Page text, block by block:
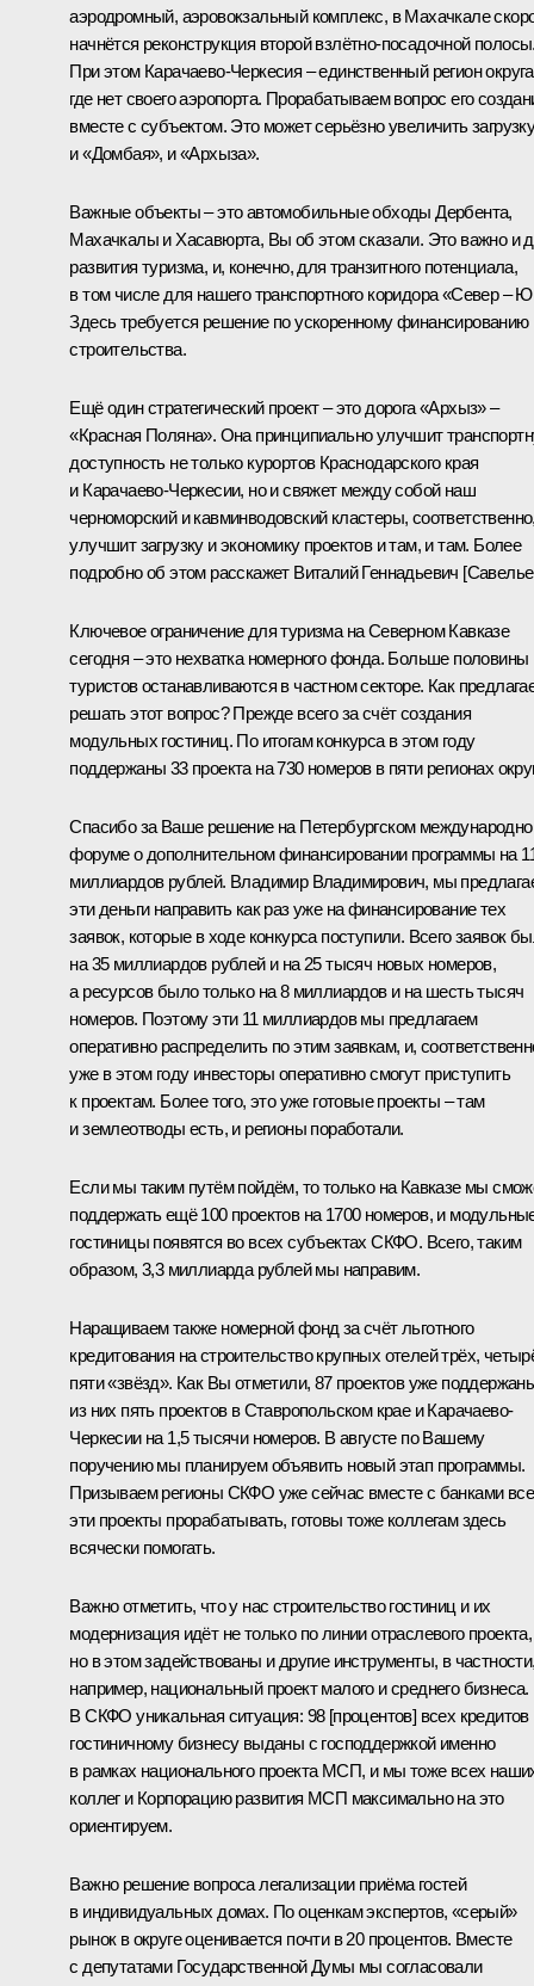
аэродромный, аэровокзальный комплекс, в Махачкале
начнётся реконструкция второй взлётно-посадочной
При этом Карачаево-Черкесия – единственный регион
где нет своего аэропорта. Прорабатываем вопрос его
вместе с субъектом. Это может серьёзно увеличить
и «Домбая», и «Архыза».
Важные объекты – это автомобильные обходы Дербента,
Махачкалы и Хасавюрта, Вы об этом сказали. Это важно и
развития туризма, и, конечно, для транзитного потенциала,
в том числе для нашего транспортного коридора «Север –
Здесь требуется решение по ускоренному финансированию
строительства.
Ещё один стратегический проект – это дорога «Архыз» –
«Красная Поляна». Она принципиально улучшит
доступность не только курортов Краснодарского края
и Карачаево-Черкесии, но и свяжет между собой наш
черноморский и кавминводовский кластеры,
улучшит загрузку и экономику проектов и там, и там. Более
подробно об этом расскажет Виталий Геннадьевич
Ключевое ограничение для туризма на Северном Кавказе
сегодня – это нехватка номерного фонда. Больше половины
туристов останавливаются в частном секторе. Как
решать этот вопрос? Прежде всего за счёт создания
модульных гостиниц. По итогам конкурса в этом году
поддержаны 33 проекта на 730 номеров в пяти регионах
Спасибо за Ваше решение на Петербургском
форуме о дополнительном финансировании программы на
миллиардов рублей. Владимир Владимирович, мы
эти деньги направить как раз уже на финансирование тех
заявок, которые в ходе конкурса поступили. Всего заявок
на 35 миллиардов рублей и на 25 тысяч новых номеров,
а ресурсов было только на 8 миллиардов и на шесть тысяч
номеров. Поэтому эти 11 миллиардов мы предлагаем
оперативно распределить по этим заявкам, и,
уже в этом году инвесторы оперативно смогут приступить
к проектам. Более того, это уже готовые проекты – там
и землеотводы есть, и регионы поработали.
Если мы таким путём пойдём, то только на Кавказе мы
поддержать ещё 100 проектов на 1700 номеров, и
гостиницы появятся во всех субъектах СКФО. Всего, таким
образом, 3,3 миллиарда рублей мы направим.
Наращиваем также номерной фонд за счёт льготного
кредитования на строительство крупных отелей трёх,
пяти «звёзд». Как Вы отметили, 87 проектов уже
из них пять проектов в Ставропольском крае и Карачаево-
Черкесии на 1,5 тысячи номеров. В августе по Вашему
поручению мы планируем объявить новый этап программы.
Призываем регионы СКФО уже сейчас вместе с банками все
эти проекты прорабатывать, готовы тоже коллегам здесь
всячески помогать.
Важно отметить, что у нас строительство гостиниц и их
модернизация идёт не только по линии отраслевого проекта,
но в этом задействованы и другие инструменты, в
например, национальный проект малого и среднего бизнеса.
В СКФО уникальная ситуация: 98 [процентов] всех кредитов
гостиничному бизнесу выданы с господдержкой именно
в рамках национального проекта МСП, и мы тоже всех
коллег и Корпорацию развития МСП максимально на это
ориентируем.
Важно решение вопроса легализации приёма гостей
в индивидуальных домах. По оценкам экспертов, «серый»
рынок в округе оценивается почти в 20 процентов. Вместе
с депутатами Государственной Думы мы согласовали